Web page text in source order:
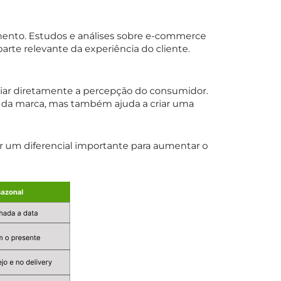
Estudos e análises sobre e-commerce
relevante da experiência do cliente.
diretamente a percepção do consumidor.
marca, mas também ajuda a criar uma
um diferencial importante para aumentar o